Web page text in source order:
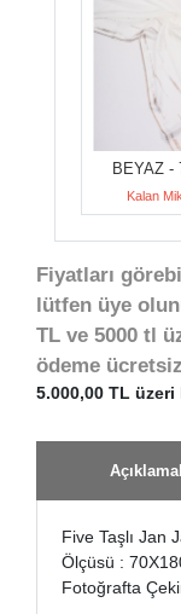
BEYAZ -
Kalan
Fiyatları
lütfen üye
TL ve 5000 tl
ödeme
5.000,00 TL
Five Taşlı Jan
Ölçüsü :
Fotoğrafta